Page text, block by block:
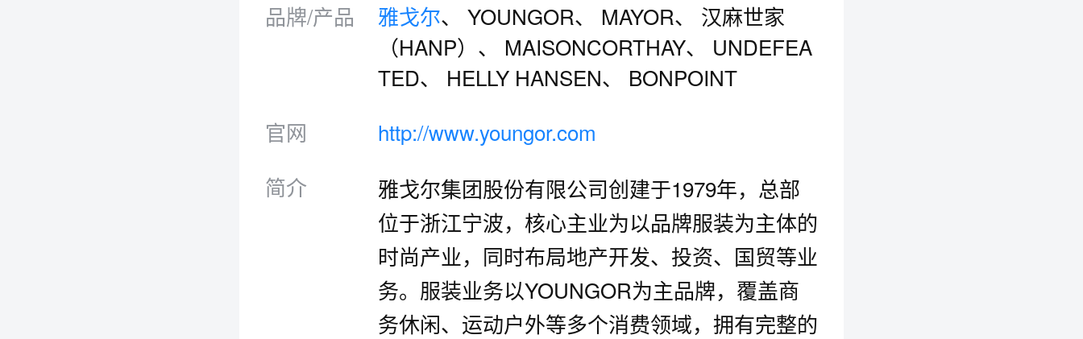
品牌/产品
雅戈尔、 YOUNGOR、 MAYOR、 汉麻世家
（HANP）、 MAISONCORTHAY、 UNDEFEA
TED、 HELLY HANSEN、 BONPOINT
官网
http://www.youngor.com
简介
雅戈尔集团股份有限公司创建于1979年，总部
位于浙江宁波，核心主业为以品牌服装为主体的
时尚产业，同时布局地产开发、投资、国贸等业
务。服装业务以YOUNGOR为主品牌，覆盖商
务休闲、运动户外等多个消费领域，拥有完整的